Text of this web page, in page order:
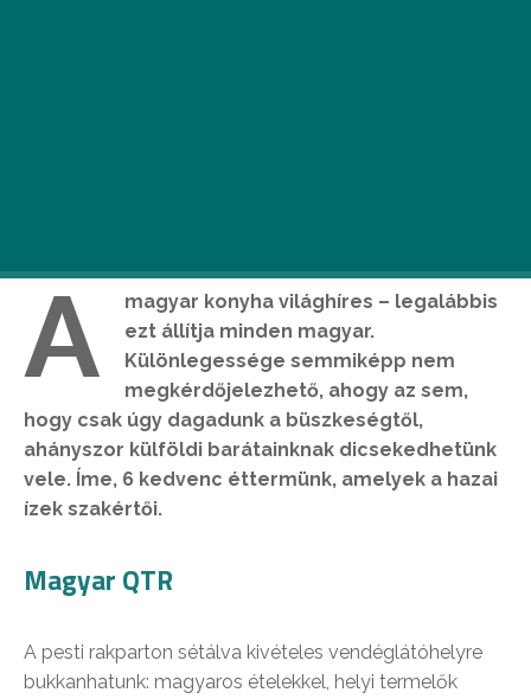
A
magyar konyha világhíres – legalábbis
ezt állítja minden magyar.
Különlegessége semmiképp nem
megkérdőjelezhető, ahogy az sem,
hogy csak úgy dagadunk a büszkeségtől,
ahányszor külföldi barátainknak dicsekedhetünk
vele. Íme, 6 kedvenc éttermünk, amelyek a hazai
ízek szakértői.
Magyar QTR
A pesti rakparton sétálva kivételes vendéglátóhelyre
bukkanhatunk: magyaros ételekkel, helyi termelők